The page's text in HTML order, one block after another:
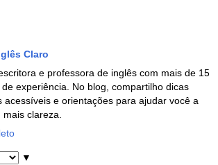
Claro
e professora de inglês com mais de 15
experiência. No blog, compartilho dicas
acessíveis e orientações para ajudar você a
clareza.
▼